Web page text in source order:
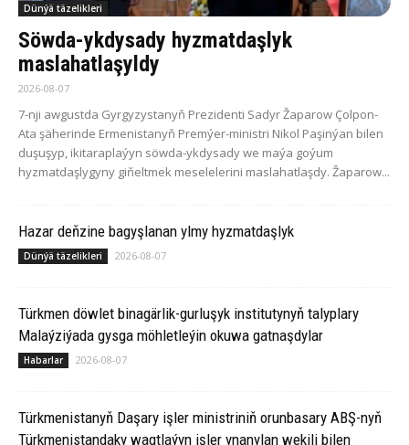
Dünýä täzelikleri
Söwda-ykdysady hyzmatdaşlyk
maslahatlaşyldy
2026-08-07
7-nji awgustda Gyrgyzystanyň Prezidenti Sadyr Žaparow Çolpon-
Ata şäherinde Ermenistanyň Premýer-ministri Nikol Paşinýan bilen
duşuşyp, ikitaraplaýyn söwda-ykdysady we maýa goýum
hyzmatdaşlygyny giňeltmek meselelerini maslahatlaşdy. Žaparow...
Hazar deňzine bagyşlanan ylmy hyzmatdaşlyk
Dünýä täzelikleri 2026-08-07
Türkmen döwlet binagärlik-gurluşyk institutynyň talyplary
Malaýziýada gysga möhletleýin okuwa gatnaşdylar
Habarlar 2026-08-07
Türkmenistanyň Daşary işler ministriniň orunbasary ABŞ-nyň
Türkmenistandaky wagtlaýyn işler ynanylan wekili bilen